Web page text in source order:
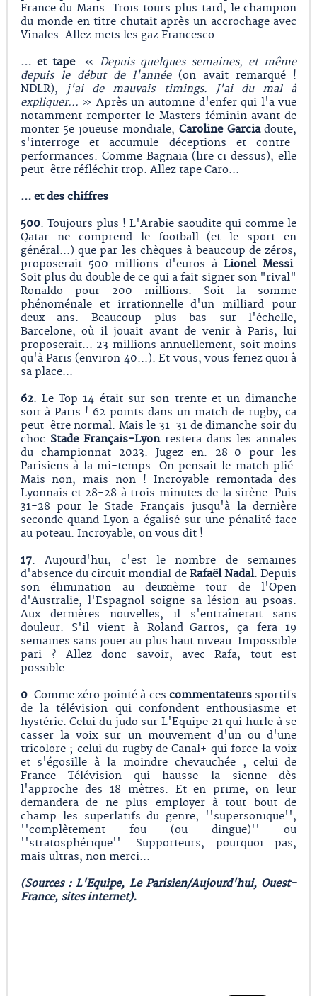
France du Mans. Trois tours plus tard, le champion
du monde en titre chutait après un accrochage avec
Vinales. Allez mets les gaz Francesco...
… et tape. « Depuis quelques semaines, et même
depuis le début de l'année(on avait remarqué !
NDLR), j'ai de mauvais timings. J'ai du mal à
expliquer... » Après un automne d'enfer qui l'a vue
notamment remporter le Masters féminin avant de
monter 5e joueuse mondiale, Caroline Garciadoute,
s'interroge et accumule déceptions et contre-
performances. Comme Bagnaia (lire ci dessus), elle
peut-être réfléchit trop. Allez tape Caro...
… et des chiffres
500. Toujours plus ! L'Arabie saoudite qui comme le
Qatar ne comprend le football (et le sport en
général...) que par les chèques à beaucoup de zéros,
proposerait 500 millions d'euros àLionel Messi.
Soit plus du double de ce qui a fait signer son "rival"
Ronaldo pour 200 millions. Soit la somme
phénoménale et irrationnelle d'un milliard pour
deux ans. Beaucoup plus bas sur l'échelle,
Barcelone, où il jouait avant de venir à Paris, lui
proposerait... 23 millions annuellement, soit moins
qu'à Paris (environ 40...). Et vous, vous feriez quoi à
sa place...
62. Le Top 14 était sur son trente et un dimanche
soir à Paris ! 62 points dans un match de rugby, ca
peut-être normal. Mais le 31-31 de dimanche soir du
choc Stade Français-Lyonrestera dans les annales
du championnat 2023. Jugez en. 28-0 pour les
Parisiens à la mi-temps. On pensait le match plié.
Mais non, mais non ! Incroyable remontada des
Lyonnais et 28-28 à trois minutes de la sirène. Puis
31-28 pour le Stade Français jusqu'à la dernière
seconde quand Lyon a égalisé sur une pénalité face
au poteau. Incroyable, on vous dit !
17. Aujourd'hui, c'est le nombre de semaines
d'absence du circuit mondial de Rafaël Nadal. Depuis
son élimination au deuxième tour de l'Open
d'Australie, l'Espagnol soigne sa lésion au psoas.
Aux dernières nouvelles, il s'entraînerait sans
douleur. S'il vient à Roland-Garros, ça fera 19
semaines sans jouer au plus haut niveau. Impossible
pari ? Allez donc savoir, avec Rafa, tout est
possible...
0. Comme zéro pointé à cescommentateurs sportifs
de la télévision qui confondent enthousiasme et
hystérie. Celui du judo sur L'Equipe 21 qui hurle à se
casser la voix sur un mouvement d'un ou d'une
tricolore ; celui du rugby de Canal+ qui force la voix
et s'égosille à la moindre chevauchée ; celui de
France Télévision qui hausse la sienne dès
l'approche des 18 mètres. Et en prime, on leur
demandera de ne plus employer à tout bout de
champ les superlatifs du genre, ''supersonique'',
''complètement fou (ou dingue)'' ou
''stratosphérique''. Supporteurs, pourquoi pas,
mais ultras, non merci...
(Sources : L'Equipe, Le Parisien/Aujourd'hui, Ouest-
France, sites internet).